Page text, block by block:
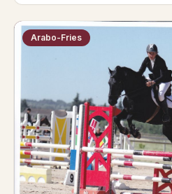
Arabo-Fries